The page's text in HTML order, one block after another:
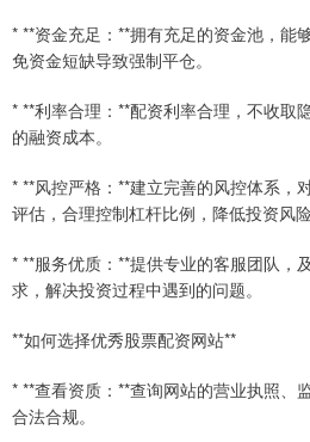
* **资金充足：**拥有充足的资金池，能
免资金短缺导致强制平仓。
* **利率合理：**配资利率合理，不收取
的融资成本。
* **风控严格：**建立完善的风控体系，
评估，合理控制杠杆比例，降低投资风险
* **服务优质：**提供专业的客服团队，
求，解决投资过程中遇到的问题。
**如何选择优秀股票配资网站**
* **查看资质：**查询网站的营业执照、
合法合规。